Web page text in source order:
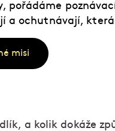
pořádáme
a ochutnávají,
misi
a kolik dokáže